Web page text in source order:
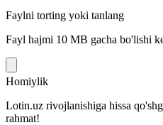
Faylni torting yoki tanlang
Fayl hajmi 10 MB gacha bo'lishi
Homiylik
Lotin.uz rivojlanishiga hissa
rahmat!